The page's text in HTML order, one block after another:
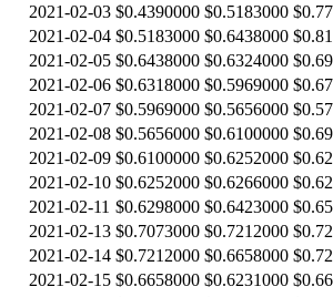
2021-02-03 $0.4390000 $0.5183000
2021-02-04 $0.5183000 $0.6438000
2021-02-05 $0.6438000 $0.6324000
2021-02-06 $0.6318000 $0.5969000
2021-02-07 $0.5969000 $0.5656000
2021-02-08 $0.5656000 $0.6100000
2021-02-09 $0.6100000 $0.6252000
2021-02-10 $0.6252000 $0.6266000
2021-02-11 $0.6298000 $0.6423000
2021-02-13 $0.7073000 $0.7212000
2021-02-14 $0.7212000 $0.6658000
2021-02-15 $0.6658000 $0.6231000